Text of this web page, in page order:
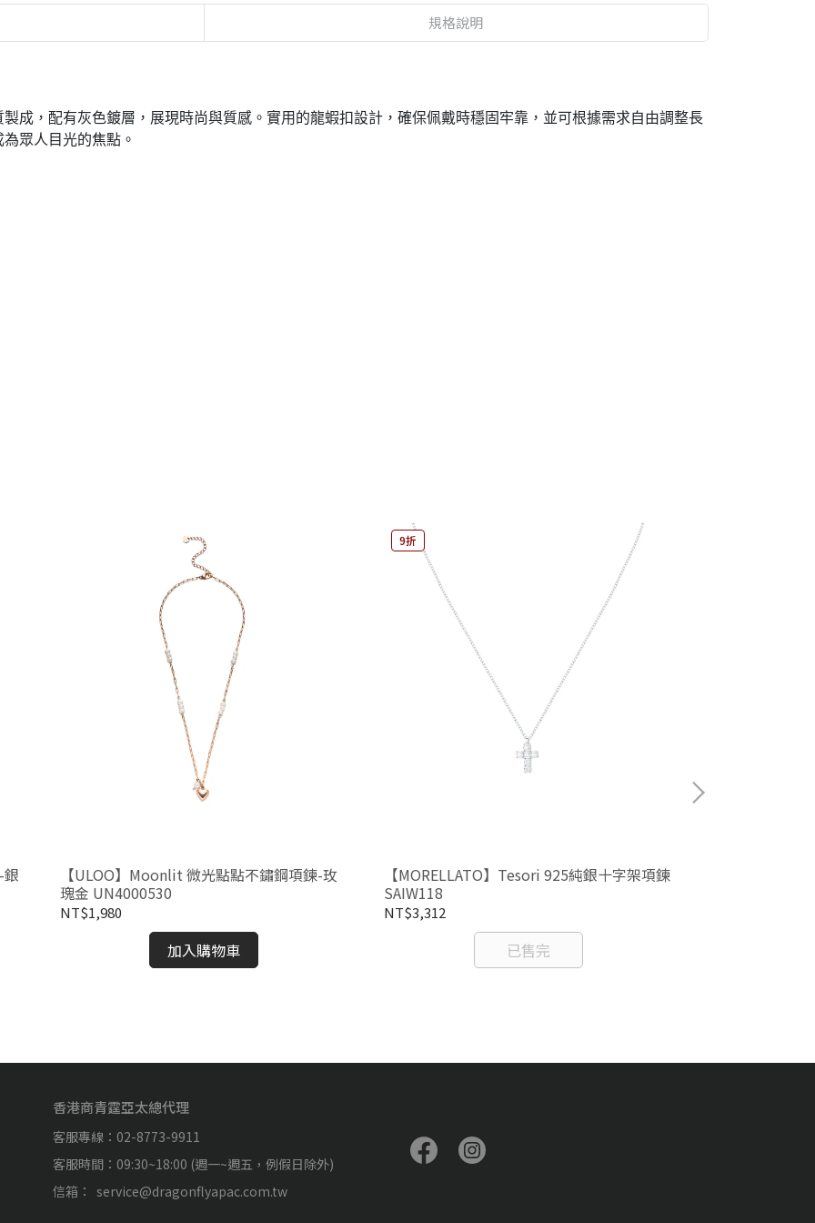
規格說明
成，配有灰色鍍層，展現時尚與質感。實用的龍蝦扣設計，確保佩戴時穩固牢靠，並可根據需求自由調整長
眾人目光的焦點。
【ULOO】Moonlit 微光點點不鏽鋼項鍊-玫
瑰金 UN4000530
NT$1,980
加入購物車
9折
【MORELLATO】Tesori 925純銀十字架項鍊
SAIW118
NT$3,312
已售完
香港商青霆亞太總代理
客服專線：02-8773-9911
客服時間：09:30~18:00 (週一~週五，例假日除外)
信箱：  service@dragonflyapac.com.tw